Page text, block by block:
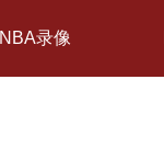
NBA录像